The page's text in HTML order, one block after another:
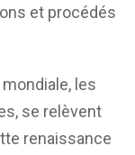
et procédés
les
se relèvent
renaissance